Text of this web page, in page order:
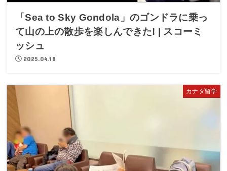
「Sea to Sky Gondola」のゴンドラに乗っ
て山の上の散歩を楽しんできた! | スコーミ
ッシュ
2025.04.18
カナダ留学